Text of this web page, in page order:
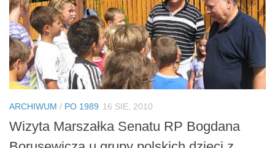
ARCHIWUM / PO 1989 16 SIE, 2010
Wizyta Marszałka Senatu RP Bogdana